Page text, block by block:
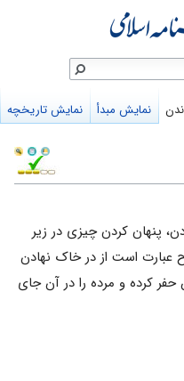
پنهان کردن چیزی در زیر
است از در‌ خاک نهادن
حفر کرده و مرده را در آن جای
نمایش مبدأ نمایش تاریخچه